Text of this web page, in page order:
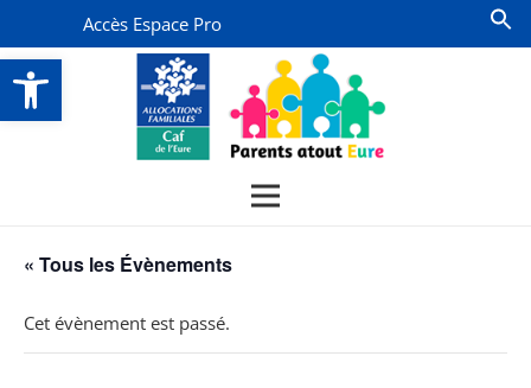
Ouvrir la barre d’outils
Accès Espace Pro
« Tous les Évènements
Cet évènement est passé.